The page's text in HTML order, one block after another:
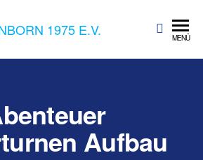
SG Bad
Sportgemeinschaft
MENÜ
Aufbau